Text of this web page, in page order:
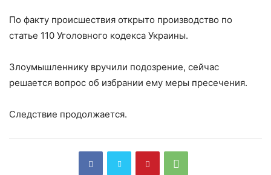
По факту происшествия открыто производство по
статье 110 Уголовного кодекса Украины.
Злоумышленнику вручили подозрение, сейчас
решается вопрос об избрании ему меры пресечения.
Следствие продолжается.